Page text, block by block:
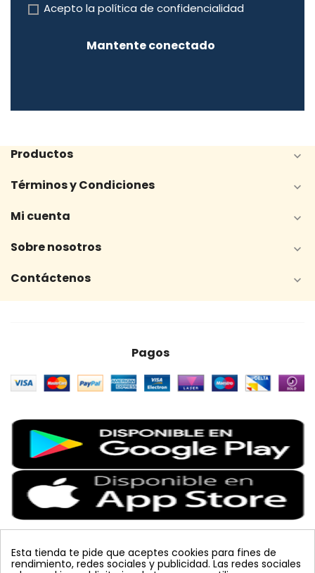
Acepto la política de confidencialidad
Mantente conectado
Productos 
Términos y Condiciones 
Mi cuenta 
Sobre nosotros 
Contáctenos 
Pagos
Esta tienda te pide que aceptes cookies para fines de
rendimiento, redes sociales y publicidad. Las redes sociales